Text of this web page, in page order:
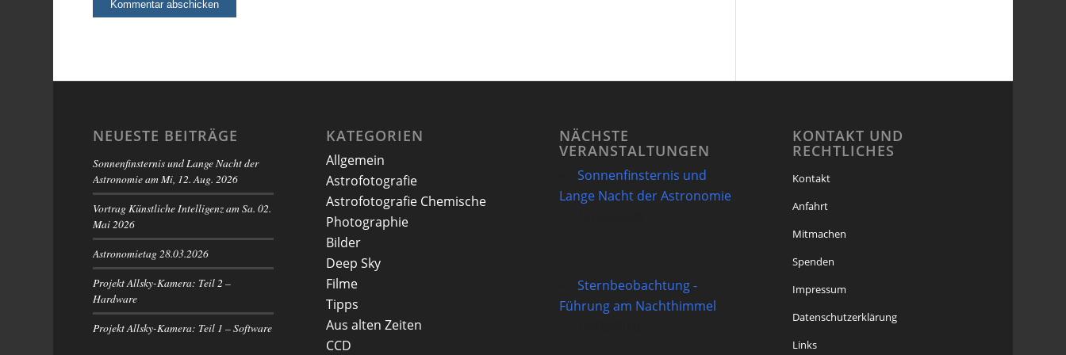
NEUESTE BEITRÄGE
Sonnenfinsternis und Lange Nacht der
Astronomie am Mi, 12. Aug. 2026
Vortrag Künstliche Intelligenz am Sa. 02.
Mai 2026
Astronomietag 28.03.2026
Projekt Allsky-Kamera: Teil 2 –
Hardware
Projekt Allsky-Kamera: Teil 1 – Software
KATEGORIEN
Allgemein
Astrofotografie
Astrofotografie Chemische
Photographie
Bilder
Deep Sky
Filme
Tipps
Aus alten Zeiten
CCD
NÄCHSTE
VERANSTALTUNGEN
Sonnenfinsternis und
Lange Nacht der Astronomie
Sternbeobachtung -
Führung am Nachthimmel
KONTAKT UND
RECHTLICHES
Kontakt
Anfahrt
Mitmachen
Spenden
Impressum
Datenschutzerklärung
Links